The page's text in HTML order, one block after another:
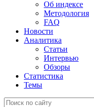
Об индексе
Методология
FAQ
Новости
Аналитика
Статьи
Интервью
Обзоры
Статистика
Темы